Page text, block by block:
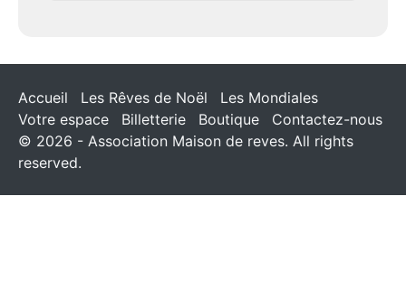
Accueil Les Rêves de Noël
Les Mondiales
Votre espace
Billetterie Boutique
Contactez-nous
© 2026 - Association Maison de reves. All rights
reserved.